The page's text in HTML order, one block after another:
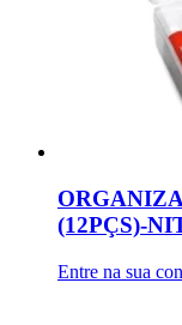
(12PÇS)-
Entre na sua